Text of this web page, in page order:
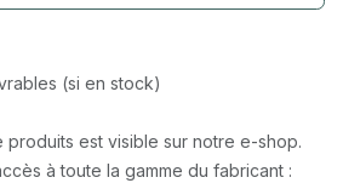
(si en stock)
produits est visible sur notre e-shop.
à toute la gamme du fabricant :